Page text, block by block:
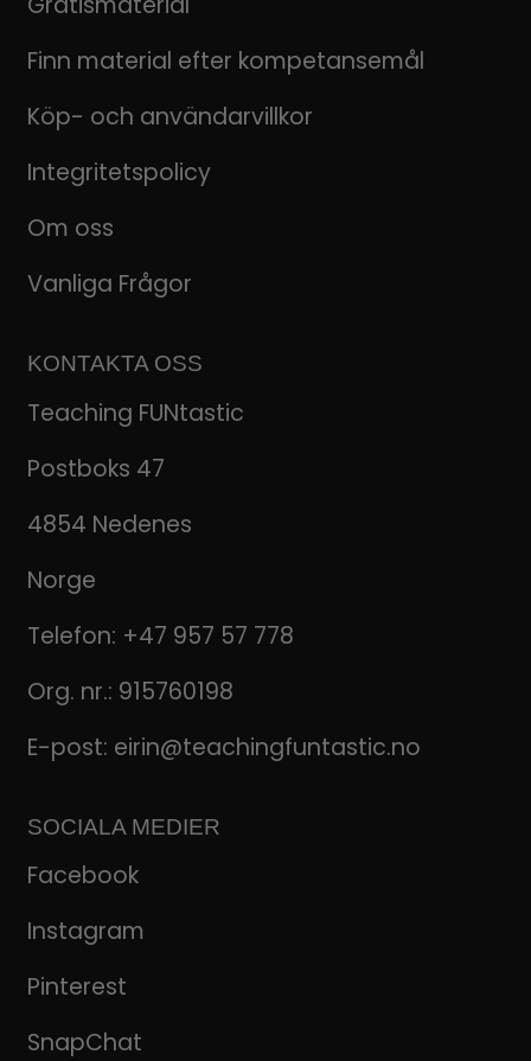
Finn material efter kompetansemål
Köp- och användarvillkor
Integritetspolicy
Om oss
Vanliga Frågor
KONTAKTA OSS
Teaching FUNtastic
Postboks 47
4854 Nedenes
Norge
Telefon: +47 957 57 778
Org. nr.: 915760198
E-post: eirin@teachingfuntastic.no
SOCIALA MEDIER
Facebook
Instagram
Pinterest
SnapChat